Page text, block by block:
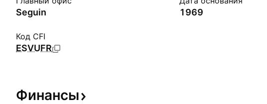
Seguin 1969
Код CFI
ESVUFR
Финансы